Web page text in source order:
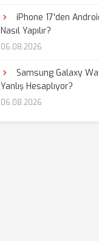
iPhone 17'den
Nasıl Yapılır?
06.08.2026
Samsung Galaxy
Yanlış Hesaplıyor?
06.08.2026